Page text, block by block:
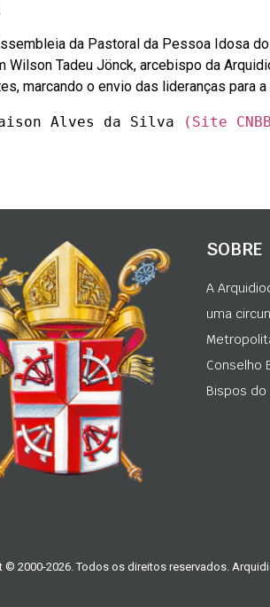
da Pastoral da Pessoa Idosa
Wilson Tadeu Jönck, arcebispo da
marcando o envio das lideranças para
Alves da Silva (Site
SOBRE
A
uma
Conselho
Bispos do
© 2000-2026. Todos os direitos reservados.